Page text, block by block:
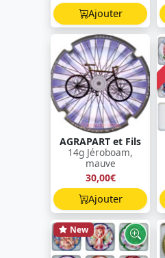
Ajouter
AGRAPART et Fils
14g Jéroboam,
mauve
30,00€
Ajouter
New